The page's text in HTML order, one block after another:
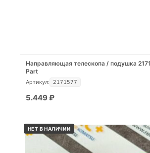
Направляющая телескопа / подушка
Part
Артикул: 2171577
5.449 ₽
НЕТ В НАЛИЧИИ